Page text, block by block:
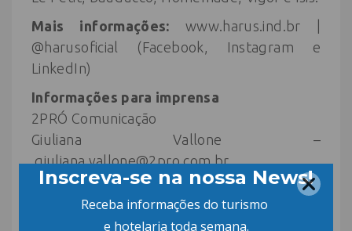
Mais informações: www.harus.ind.br |
@harusoficial (Facebook, Instagram e
LinkedIn)
Informações para imprensa
2PRÓ Comunicação
Giuliana Vallone –
giuliana.vallone@2pro.com.br
Maio/2022